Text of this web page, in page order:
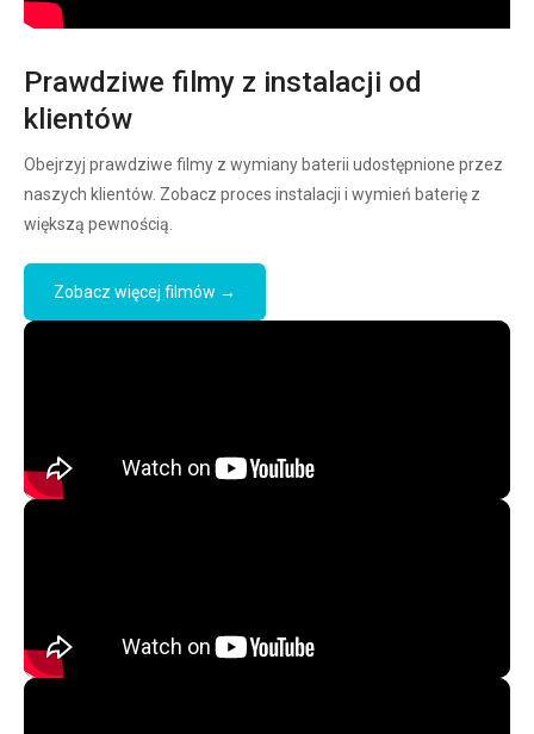
Prawdziwe filmy z instalacji od
klientów
Obejrzyj prawdziwe filmy z wymiany baterii udostępnione przez
naszych klientów. Zobacz proces instalacji i wymień baterię z
większą pewnością.
Zobacz więcej filmów →